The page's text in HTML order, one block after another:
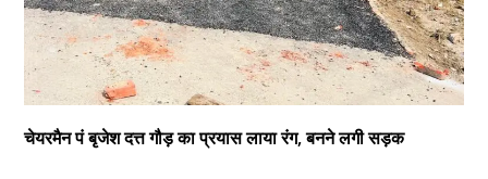
चेयरमैन पं बृजेश दत्त गौड़ का प्रयास लाया रंग, बनने लगी सड़क